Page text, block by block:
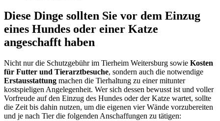
Diese Dinge sollten Sie vor dem Einzug
eines Hundes oder einer Katze
angeschafft haben
Nicht nur die Schutzgebühr im Tierheim Weitersburg sowie Kosten
für Futter und Tierarztbesuche, sondern auch die notwendige
Erstausstattung machen die Tierhaltung zu einer mitunter
kostspieligen Angelegenheit. Wer sich dessen bewusst ist und voller
Vorfreude auf den Einzug des Hundes oder der Katze wartet, sollte
die Zeit bis dahin nutzen, um die eigenen vier Wände vorzubereiten
und je nach Tier die folgenden Anschaffungen zu tätigen: